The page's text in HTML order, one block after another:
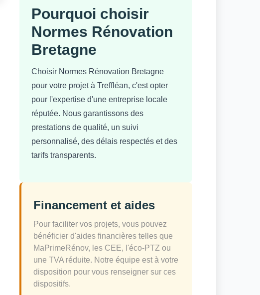
Pourquoi choisir
Normes Rénovation
Bretagne
Choisir Normes Rénovation Bretagne
pour votre projet à Treffléan, c'est opter
pour l'expertise d'une entreprise locale
réputée. Nous garantissons des
prestations de qualité, un suivi
personnalisé, des délais respectés et des
tarifs transparents.
Financement et aides
Pour faciliter vos projets, vous pouvez
bénéficier d'aides financières telles que
MaPrimeRénov, les CEE, l'éco-PTZ ou
une TVA réduite. Notre équipe est à votre
disposition pour vous renseigner sur ces
dispositifs.